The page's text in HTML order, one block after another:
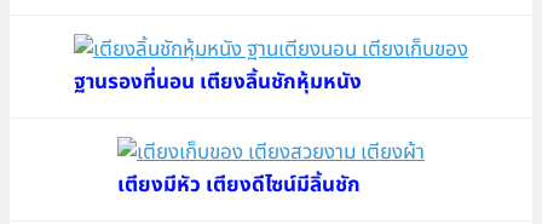
ฐานรองที่นอน เตียงลิ้นชักหุ้มหนัง
เตียงมีหัว เตียงดีไซน์มีลิ้นชัก